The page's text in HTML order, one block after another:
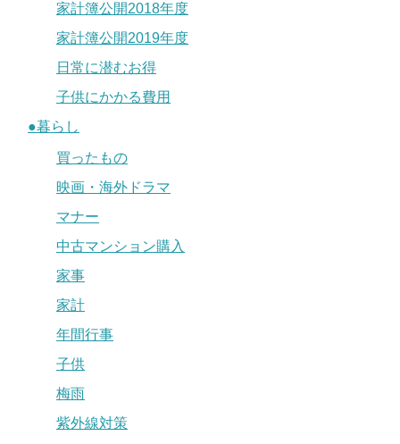
家計簿公開2018年度
家計簿公開2019年度
日常に潜むお得
子供にかかる費用
●暮らし
買ったもの
映画・海外ドラマ
マナー
中古マンション購入
家事
家計
年間行事
子供
梅雨
紫外線対策